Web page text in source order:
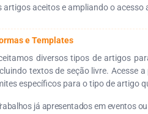
artigos aceitos e ampliando o
e Templates
diversos tipos de artigos
textos de seção livre. Acesse
específicos para o tipo de artigo
já apresentados em eventos